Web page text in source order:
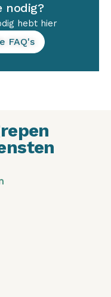
nodig?
hebt hier
FAQ's